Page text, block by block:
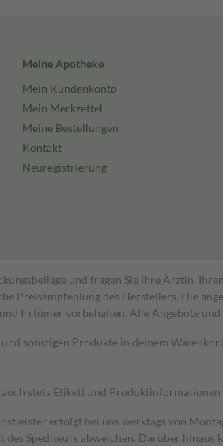
Meine Apotheke
Mein Kundenkonto
Mein Merkzettel
Meine Bestellungen
Kontakt
Neuregistrierung
und fragen Sie Ihre Ärztin,
Preisempfehlung des Herstellers. Die
Irrtümer vorbehalten. Alle Angebote
sonstigen Produkte in deinem
stets Etikett und Produktinformationen
erfolgt bei uns werktags von
Spediteurs abweichen. Darüber